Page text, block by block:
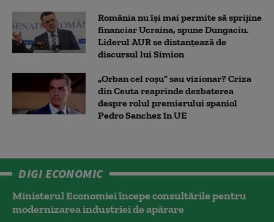
România nu își mai permite să sprijine
financiar Ucraina, spune Dungaciu.
Liderul AUR se distanțează de
discursul lui Simion
„Orban cel roșu” sau vizionar? Criza
din Ceuta reaprinde dezbaterea
despre rolul premierului spaniol
Pedro Sanchez în UE
DIGI ECONOMIC
Ministerul Economiei începe consultările pentru
modernizarea industriei de apărare